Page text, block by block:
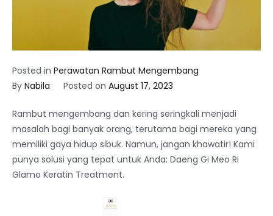
Posted in Perawatan Rambut Mengembang
By Nabila Posted on August 17, 2023
Rambut mengembang dan kering seringkali menjadi
masalah bagi banyak orang, terutama bagi mereka yang
memiliki gaya hidup sibuk. Namun, jangan khawatir! Kami
punya solusi yang tepat untuk Anda: Daeng Gi Meo Ri
Glamo Keratin Treatment.